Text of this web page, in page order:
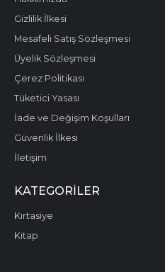
Gizlilik İlkesi
Mesafeli Satış Sözleşmesi
Üyelik Sözleşmesi
Çerez Politikası
Tüketici Yasası
İade ve Değişim Koşulları
Güvenlik İlkesi
İletişim
KATEGORILER
Kırtasiye
Kitap